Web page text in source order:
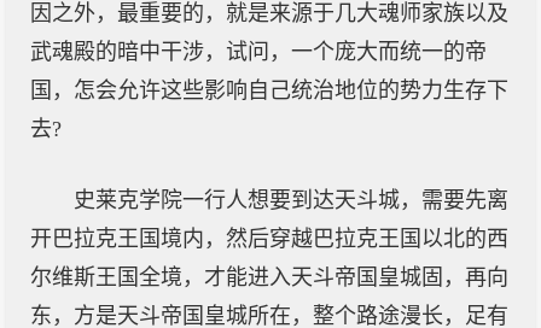
因之外，最重要的，就是来源于几大魂师家族以及
武魂殿的暗中干涉，试问，一个庞大而统一的帝
国，怎会允许这些影响自己统治地位的势力生存下
去?
史莱克学院一行人想要到达天斗城，需要先离
开巴拉克王国境内，然后穿越巴拉克王国以北的西
尔维斯王国全境，才能进入天斗帝国皇城固，再向
东，方是天斗帝国皇城所在，整个路途漫长，足有